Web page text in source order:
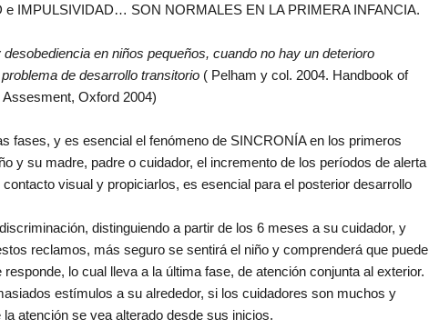
IMPULSIVIDAD… SON NORMALES EN LA PRIMERA INFANCIA.
en niños pequeños, cuando no hay un deterioro
de desarrollo transitorio ( Pelham y col. 2004. Handbook of
Oxford 2004)
fases, y es esencial el fenómeno de SINCRONÍA en los primeros
y su madre, padre o cuidador, el incremento de los períodos de alerta
visual y propiciarlos, es esencial para el posterior desarrollo
distinguiendo a partir de los 6 meses a su cuidador, y
reclamos, más seguro se sentirá el niño y comprenderá que puede
lo cual lleva a la última fase, de atención conjunta al exterior.
estímulos a su alrededor, si los cuidadores son muchos y
atención se vea alterado desde sus inicios.